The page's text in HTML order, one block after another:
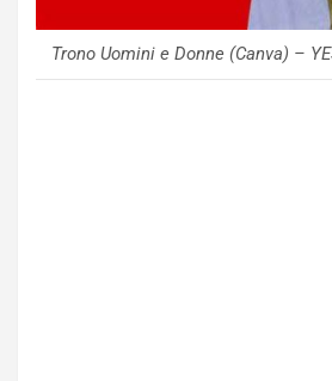
Trono Uomini e Donne (Canva) –